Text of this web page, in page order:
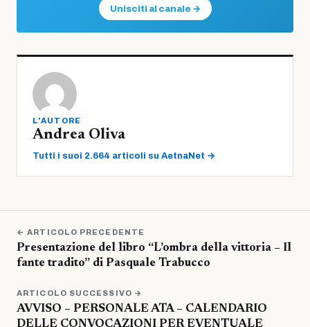
Unisciti al canale →
L'AUTORE
Andrea Oliva
Tutti i suoi 2.664 articoli su AetnaNet →
← ARTICOLO PRECEDENTE
Presentazione del libro “L’ombra della vittoria – Il
fante tradito” di Pasquale Trabucco
ARTICOLO SUCCESSIVO →
AVVISO – PERSONALE ATA – CALENDARIO
DELLE CONVOCAZIONI PER EVENTUALE